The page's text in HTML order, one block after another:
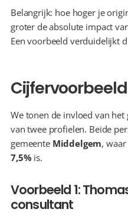
Belangrijk: hoe hoger je
groter de absolute impact
Een voorbeeld verduidelijkt
Cijfervoorbeeld
We tonen de invloed van
van twee profielen. Beide
gemeente Middelgem
7,5% is.
Voorbeeld 1:
consultant